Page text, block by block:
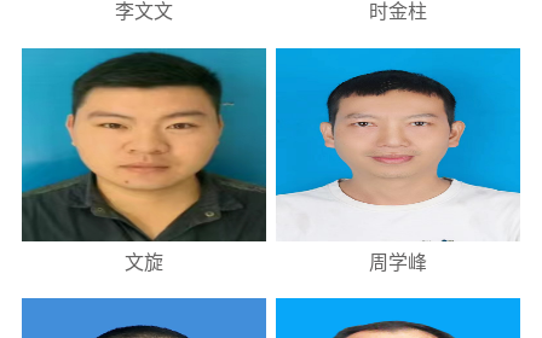
李文文 时金柱
文旋 周学峰